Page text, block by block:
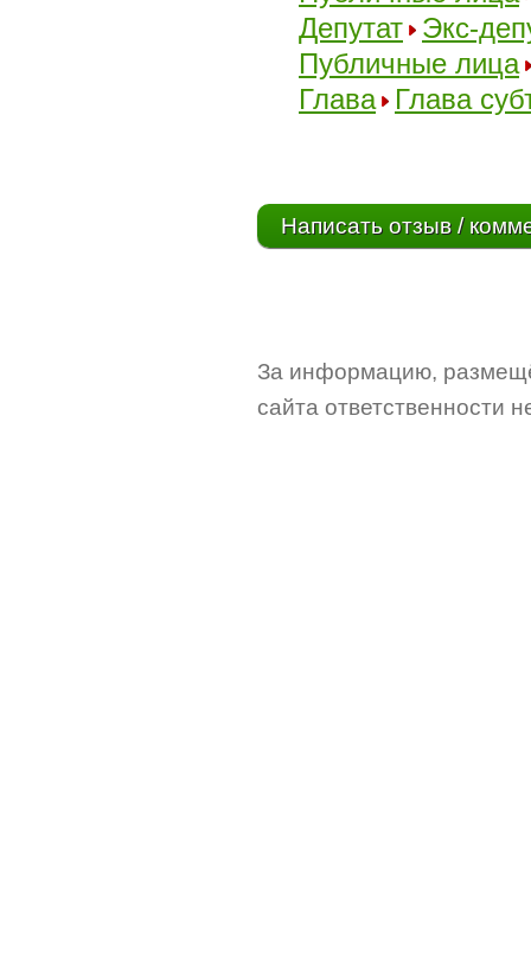
Депутат
Экс-
Публичные лица
Глава
Глава
Написать отзыв /
За информацию,
сайта ответственности